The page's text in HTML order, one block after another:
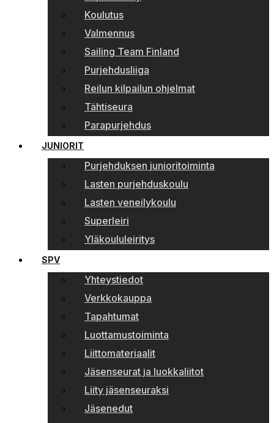
Koulutus
Valmennus
Sailing Team Finland
Purjehdusliiga
Reilun kilpailun ohjelmat
Tähtiseura
Parapurjehdus
JUNIORIT
Purjehduksen junioritoiminta
Lasten purjehduskoulu
Lasten veneilykoulu
Superleiri
Yläkoululeiritys
SPV
Yhteystiedot
Verkkokauppa
Tapahtumat
Luottamustoiminta
Liittomateriaalit
Jäsenseurat ja luokkaliitot
Liity jäsenseuraksi
Jäsenedut